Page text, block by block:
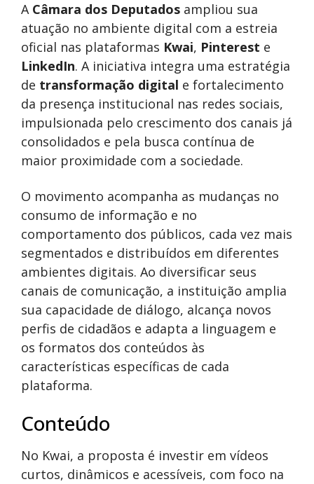
A Câmara dos Deputados ampliou sua
atuação no ambiente digital com a estreia
oficial nas plataformas Kwai, Pinterest e
LinkedIn. A iniciativa integra uma estratégia
de transformação digital e fortalecimento
da presença institucional nas redes sociais,
impulsionada pelo crescimento dos canais já
consolidados e pela busca contínua de
maior proximidade com a sociedade.
O movimento acompanha as mudanças no
consumo de informação e no
comportamento dos públicos, cada vez mais
segmentados e distribuídos em diferentes
ambientes digitais. Ao diversificar seus
canais de comunicação, a instituição amplia
sua capacidade de diálogo, alcança novos
perfis de cidadãos e adapta a linguagem e
os formatos dos conteúdos às
características específicas de cada
plataforma.
Conteúdo
No Kwai, a proposta é investir em vídeos
curtos, dinâmicos e acessíveis, com foco na